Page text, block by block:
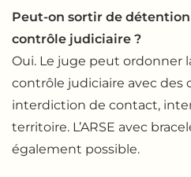
Peut-on sortir de
contrôle judiciaire ?
Oui. Le juge peut ordonner
contrôle judiciaire avec des
interdiction de contact,
territoire. L’ARSE avec
également possible.